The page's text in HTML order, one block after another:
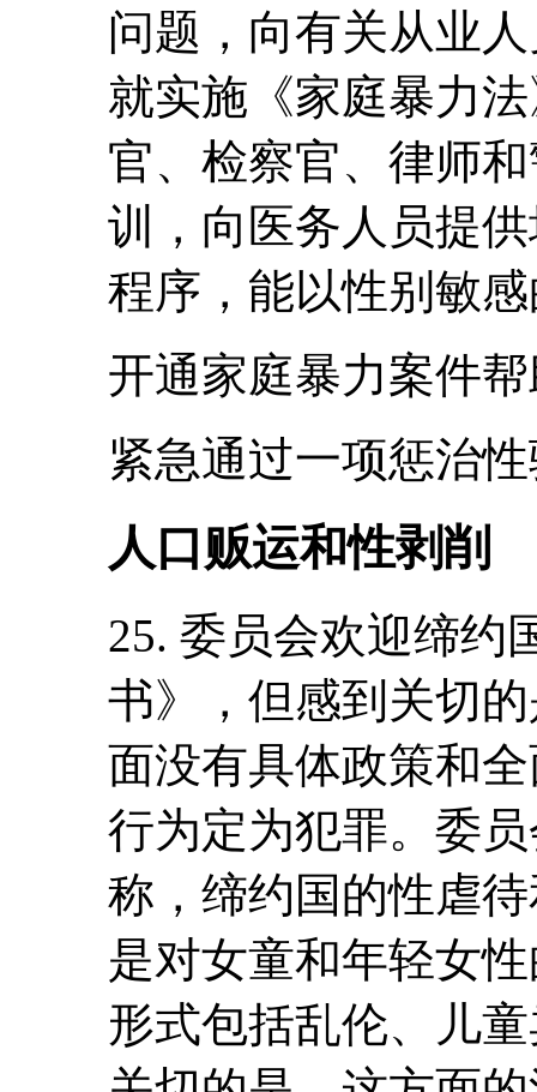
问题，向有关从业
就实施《家庭暴力
官、检察官、律师
训，向医务人员提
程序，能以性别敏
开通家庭暴力案件
紧急通过一项惩治
人口贩运和性剥削
25. 委员会欢迎缔约
书》，但感到关切
面没有具体政策和
行为定为犯罪。委
称，缔约国的性虐
是对女童和年轻女
形式包括乱伦、儿